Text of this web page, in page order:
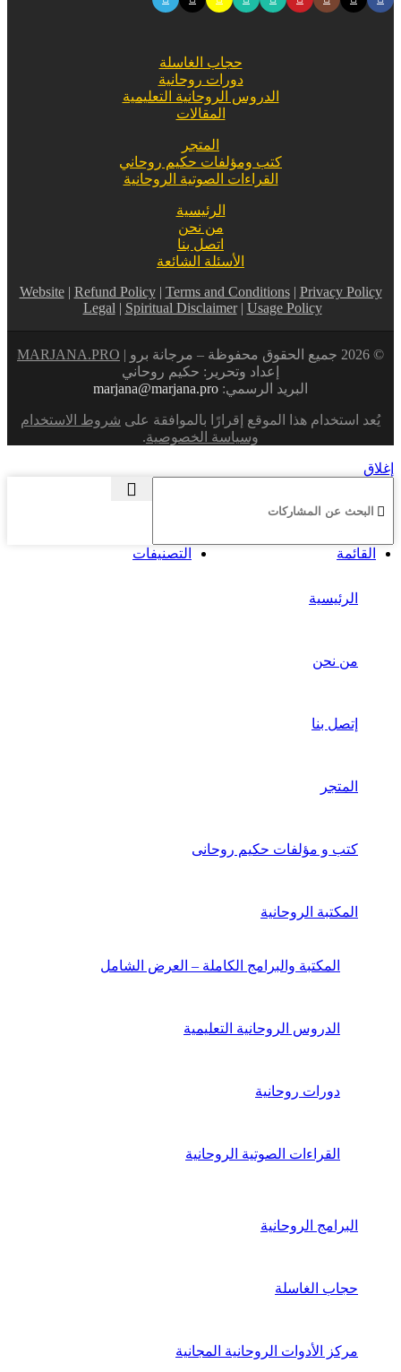
حجاب الغاسلة
دورات روحانية
الدروس الروحانية التعليمية
المقالات
المتجر
كتب ومؤلفات حكيم روحاني
القراءات الصوتية الروحانية
الرئيسية
من نحن
اتصل بنا
الأسئلة الشائعة
Privacy Policy
|
Terms and Conditions
|
Refund Policy
|
Website
Usage Policy
|
Spiritual Disclaimer
|
Legal
© 2026 جميع الحقوق محفوظة – مرجانة برو |
MARJANA.PRO
إعداد وتحرير: حكيم روحاني
البريد الرسمي: marjana@marjana.pro
يُعد استخدام هذا الموقع إقرارًا بالموافقة على شروط الاستخدام
وسياسة الخصوصية.
إغلاق
القائمة التصنيفات
الرئيسية
من نحن
إتصل بنا
المتجر
كتب و مؤلفات حكيم روحانى
المكتبة الروحانية
المكتبة والبرامج الكاملة – العرض الشامل
الدروس الروحانية التعليمية
دورات روحانية
القراءات الصوتية الروحانية
البرامج الروحانية
حجاب الغاسلة
مركز الأدوات الروحانية المجانية